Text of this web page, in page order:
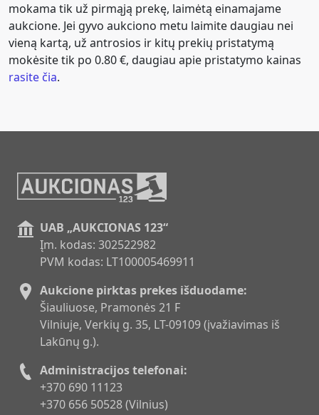
mokama tik už pirmąją prekę, laimėtą einamajame
aukcione. Jei gyvo aukciono metu laimite daugiau nei
vieną kartą, už antrosios ir kitų prekių pristatymą
mokėsite tik po 0.80 €, daugiau apie pristatymo kainas
rasite čia.
UAB „AUKCIONAS 123“
Įm. kodas: 302522982
PVM kodas: LT100005469911
Aukcione pirktas prekes išduodame:
Šiauliuose, Pramonės 21 F
Vilniuje, Verkių g. 35, LT-09109 (įvažiavimas iš
Lakūnų g.).
Administracijos telefonai:
+370 690 11123
+370 656 50528 (Vilnius)